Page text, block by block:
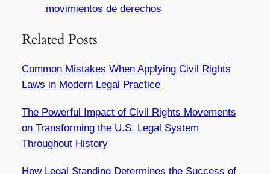
movimientos de derechos
Related Posts
Common Mistakes When Applying Civil Rights
Laws in Modern Legal Practice
The Powerful Impact of Civil Rights Movements
on Transforming the U.S. Legal System
Throughout History
How Legal Standing Determines the Success of